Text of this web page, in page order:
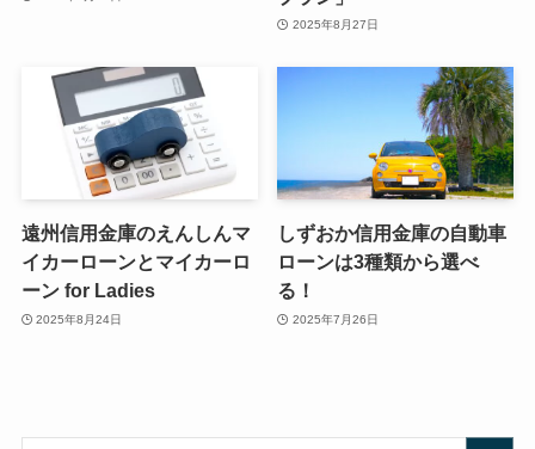
2025年8月27日
遠州信用金庫のえんしんマ
イカーローンとマイカーロ
ーン for Ladies
2025年8月24日
しずおか信用金庫の自動車
ローンは3種類から選べ
る！
2025年7月26日